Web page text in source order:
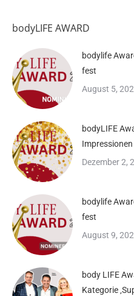
bodyLIFE AWARD
bodylife
fest
August 5,
bodyLIFE
Impressionen
Dezember 2,
bodylife
fest
August 9,
body LIFE
Kategorie